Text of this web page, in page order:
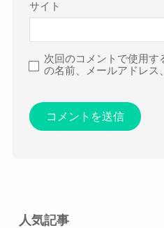
サイト
次回のコメントで使用す
の名前、メールアドレス
人気記事